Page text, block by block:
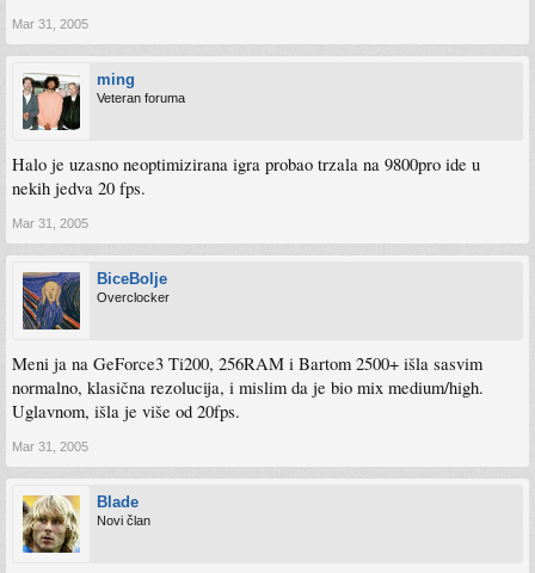
Mar 31, 2005
ming
Veteran foruma
Halo je uzasno neoptimizirana igra probao trzala na 9800pro ide u
nekih jedva 20 fps.
Mar 31, 2005
BiceBolje
Overclocker
Meni ja na GeForce3 Ti200, 256RAM i Bartom 2500+ išla sasvim
normalno, klasična rezolucija, i mislim da je bio mix medium/high.
Uglavnom, išla je više od 20fps.
Mar 31, 2005
Blade
Novi član